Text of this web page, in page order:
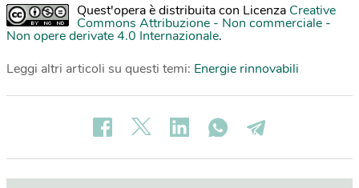
Quest'opera è distribuita con Licenza Creative
Commons Attribuzione - Non commerciale -
Non opere derivate 4.0 Internazionale.
Leggi altri articoli su questi temi: Energie rinnovabili